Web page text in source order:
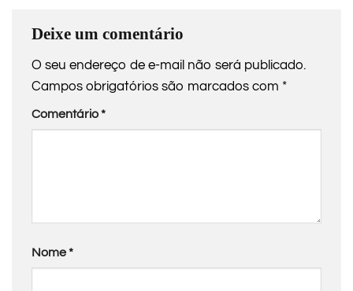
Deixe um comentário
O seu endereço de e-mail não será publicado.
Campos obrigatórios são marcados com *
Comentário*
Nome*